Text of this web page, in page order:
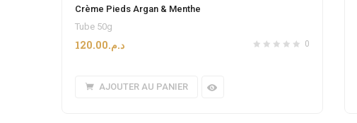
Crème Pieds Argan & Menthe
Tube 50g
0 د.م.120.00
AJOUTER AU PANIER